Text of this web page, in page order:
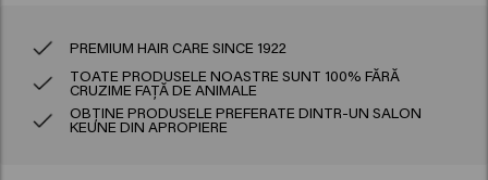
PREMIUM HAIR CARE SINCE 1922
TOATE PRODUSELE NOASTRE SUNT 100% FĂRĂ
CRUZIME FAȚĂ DE ANIMALE
OBȚINE PRODUSELE PREFERATE DINTR-UN SALON
KEUNE DIN APROPIERE